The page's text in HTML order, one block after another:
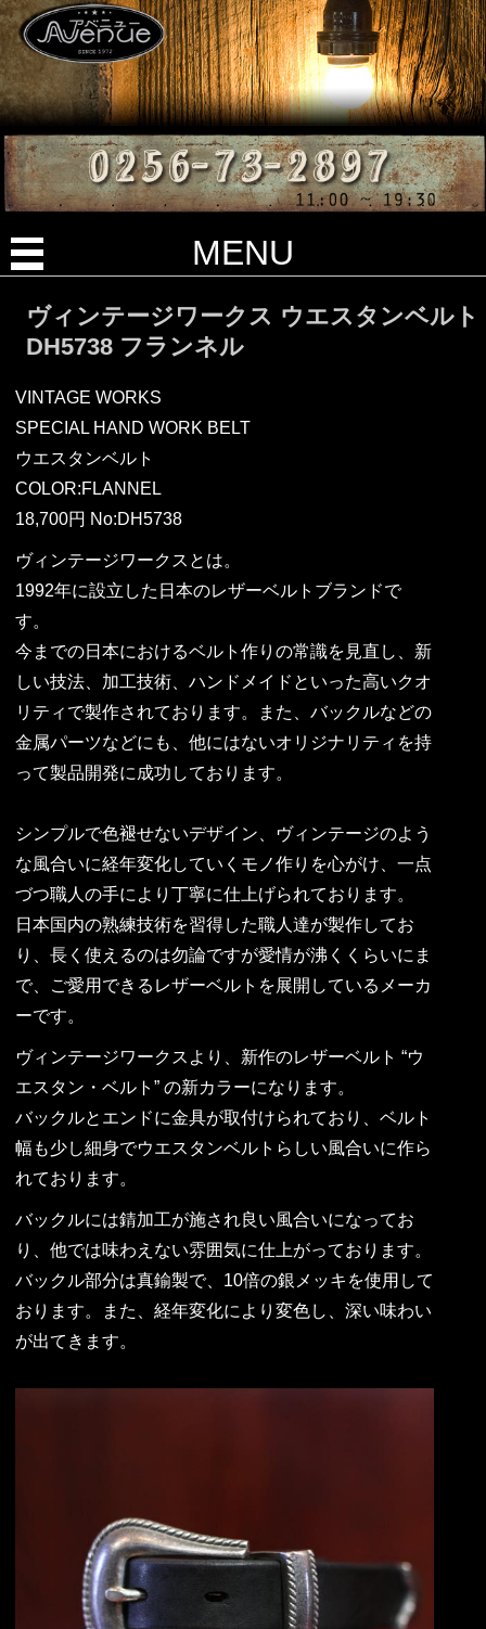
MENU
ヴィンテージワークス ウエスタンベルト
DH5738 フランネル
VINTAGE WORKS
SPECIAL HAND WORK BELT
ウエスタンベルト
COLOR:FLANNEL
18,700円 No:DH5738
ヴィンテージワークスとは。
1992年に設立した日本のレザーベルトブランドで
す。
今までの日本におけるベルト作りの常識を見直し、新
しい技法、加工技術、ハンドメイドといった高いクオ
リティで製作されております。また、バックルなどの
金属パーツなどにも、他にはないオリジナリティを持
って製品開発に成功しております。
シンプルで色褪せないデザイン、ヴィンテージのよう
な風合いに経年変化していくモノ作りを心がけ、一点
づつ職人の手により丁寧に仕上げられております。
日本国内の熟練技術を習得した職人達が製作してお
り、長く使えるのは勿論ですが愛情が沸くくらいにま
で、ご愛用できるレザーベルトを展開しているメーカ
ーです。
ヴィンテージワークスより、新作のレザーベルト “ウ
エスタン・ベルト” の新カラーになります。
バックルとエンドに金具が取付けられており、ベルト
幅も少し細身でウエスタンベルトらしい風合いに作ら
れております。
バックルには錆加工が施され良い風合いになってお
り、他では味わえない雰囲気に仕上がっております。
バックル部分は真鍮製で、10倍の銀メッキを使用して
おります。また、経年変化により変色し、深い味わい
が出てきます。